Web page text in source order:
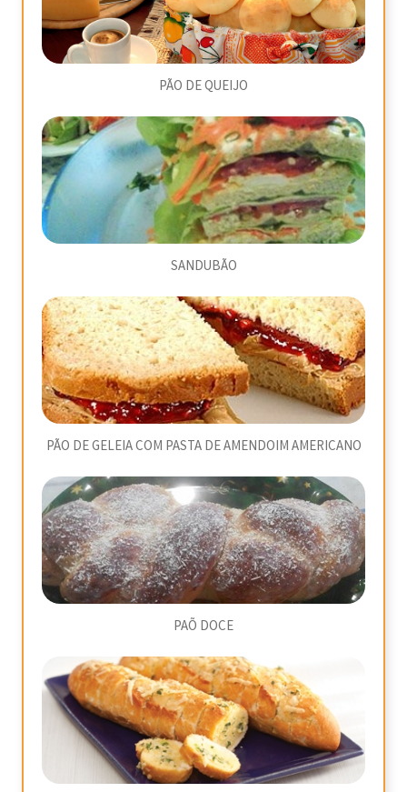
PÃO DE QUEIJO
SANDUBÃO
PÃO DE GELEIA COM PASTA DE AMENDOIM AMERICANO
PAÕ DOCE